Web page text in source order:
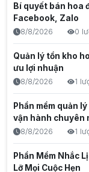
Bí quyết bán hoa
Facebook, Zalo
8/8/2026 0
Quản lý tồn kho
ưu lợi nhuận
8/8/2026 1
Phần mềm quản
vận hành chuyên
8/8/2026 1
Phần Mềm Nhắc
Lỡ Mọi Cuộc Hẹn